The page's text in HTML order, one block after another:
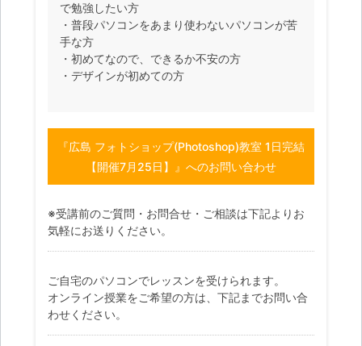
で勉強したい方
・普段パソコンをあまり使わないパソコンが苦
手な方
・初めてなので、できるか不安の方
・デザインが初めての方
『広島 フォトショップ(Photoshop)教室 1日完結
【開催7月25日】』へのお問い合わせ
※受講前のご質問・お問合せ・ご相談は下記よりお
気軽にお送りください。
ご自宅のパソコンでレッスンを受けられます。
オンライン授業をご希望の方は、下記までお問い合
わせください。